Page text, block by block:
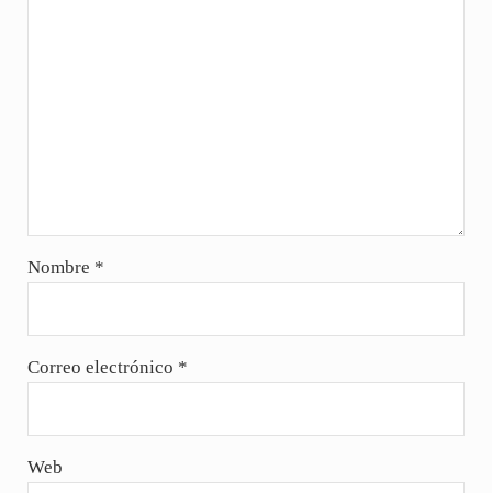
Nombre *
Correo electrónico *
Web